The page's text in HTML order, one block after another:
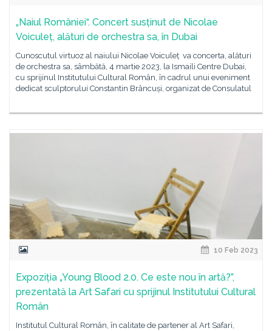
„Naiul României“. Concert susținut de Nicolae
Voiculeț, alături de orchestra sa, în Dubai
Cunoscutul virtuoz al naiului Nicolae Voiculeț va concerta, alături
de orchestra sa, sâmbătă, 4 martie 2023, la Ismaili Centre Dubai,
cu sprijinul Institutului Cultural Român, în cadrul unui eveniment
dedicat sculptorului Constantin Brâncuși, organizat de Consulatul
10 Feb 2023
Expoziția „Young Blood 2.0. Ce este nou în artă?”,
prezentată la Art Safari cu sprijinul Institutului Cultural
Român
Institutul Cultural Român, în calitate de partener al Art Safari,